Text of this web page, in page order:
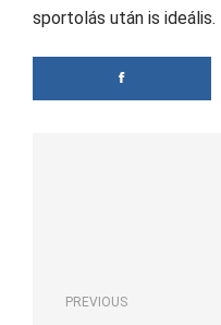
sportolás után is ideális.
PREVIOUS